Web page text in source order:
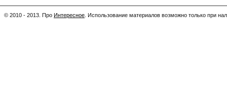
© 2010 - 2013. Про Интересное Использование материалов возможно только при